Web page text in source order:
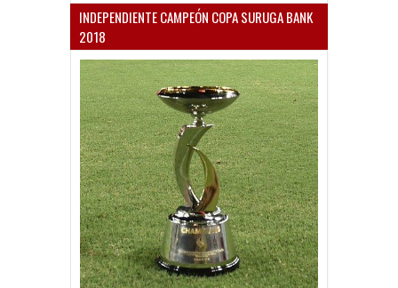
INDEPENDIENTE CAMPEÓN COPA SURUGA BANK
2018